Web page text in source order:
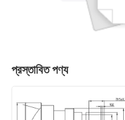
প্রস্তাবিত পণ্য